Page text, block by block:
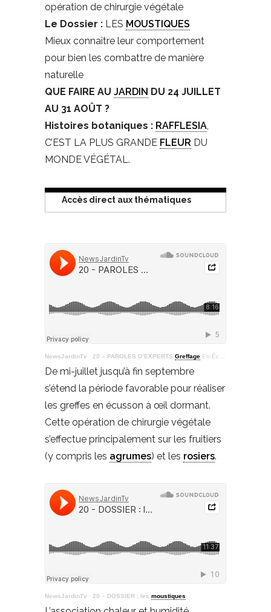
opération de chirurgie végétale
Le Dossier : LES MOUSTIQUES
Mieux connaître leur comportement
pour bien les combattre de manière
naturelle
QUE FAIRE AU JARDIN DU 24 JUILLET
AU 31 AOÛT ?
Histoires botaniques : RAFFLESIA
C’EST LA PLUS GRANDE FLEUR DU
MONDE VÉGÉTAL.
Accès direct aux thématiques
NewsJardinTv · 20 – PAROLES D’EXPERTS Greffage En Écusson
De mi-juillet jusqu’à fin septembre
s’étend la période favorable pour réaliser
les greffes en écusson à œil dormant.
Cette opération de chirurgie végétale
s’effectue principalement sur les fruitiers
(y compris les agrumes) et les rosiers.
NewsJardinTv · 20 – DOSSIER : les moustiques